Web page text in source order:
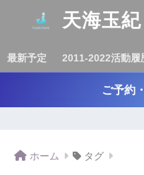
天海玉
最新予定 2011-2022活動履
ご予約
ホーム タグ